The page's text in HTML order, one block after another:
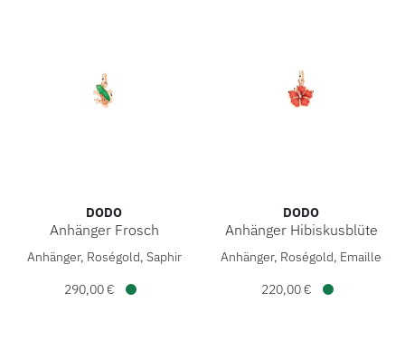
DODO
Anhänger Frosch
DoDo Anhänger Frosch, Ref: DMC5004-FROGX-VZO9R,
Anhänger, Roségold, Saphir
290,00 €
DODO
Anhänger Hibiskusblüte
DoDo Anhänger
Anhänger, Roségold, Emaille
220,00 €